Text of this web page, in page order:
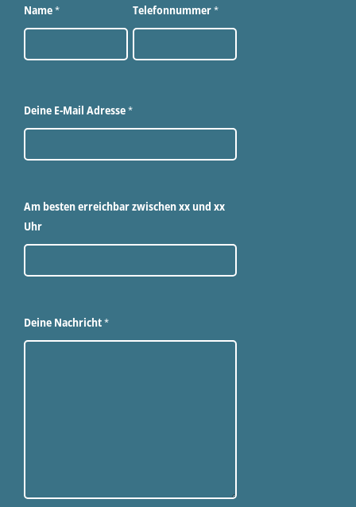
Name* Telefonnummer*
Deine E-Mail Adresse*
Am besten erreichbar zwischen xx und xx
Uhr
Deine Nachricht*